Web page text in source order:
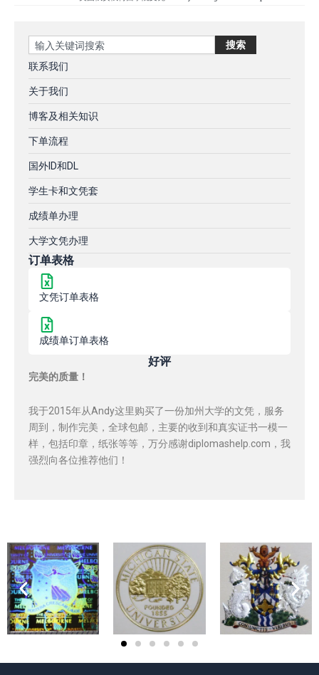
Search 搜索
联系我们
关于我们
博客及相关知识
下单流程
国外ID和DL
学生卡和文凭套
成绩单办理
大学文凭办理
订单表格
文凭订单表格
成绩单订单表格
好评
完美的质量！
我于2015年从Andy这里购买了一份加州大学的文凭，服务
周到，制作完美，全球包邮，主要的收到和真实证书一模一
样，包括印章，纸张等等，万分感谢diplomashelp.com，我
强烈向各位推荐他们！